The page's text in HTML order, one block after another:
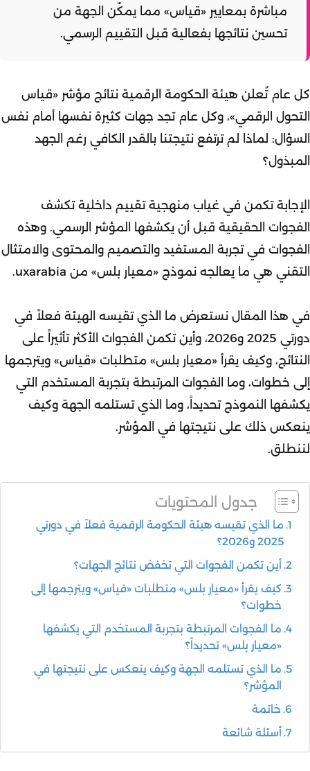
مباشرة بمعايير «قياس» مما يمكّن الجهة من
تحسين نتائجها بفعالية قبل التقييم الرسمي.
كل عام تُعلن هيئة الحكومة الرقمية نتائج مؤشر «قياس
التحول الرقمي»، وكل عام تجد جهات كثيرة نفسها أمام نفس
السؤال: لماذا لم ترتفع نتيجتنا بالقدر الكافي رغم الجهد
المبذول؟
الإجابة تكمن في غياب منهجية تقييم داخلية تكشف
الفجوات الحقيقية قبل أن يكشفها المؤشر الرسمي. وهذه
الفجوات في تجربة المستفيد والتصميم والمحتوى والامتثال
التقني هي ما يعالجه نموذج «معيار بلس» من uxarabia.
في هذا المقال نستعرض ما الذي تقيسه الهيئة فعلاً في
دورتي 2025 و2026، وأين تكمن الفجوات الأكثر تأثيراً على
النتائج، وكيف يقرأ «معيار بلس» متطلبات «قياس» ويترجمها
إلى خطوات، وما الفجوات المرتبطة بتجربة المستخدم التي
يكشفها النموذج تحديداً، وما الذي تستلمه الجهة وكيف
ينعكس ذلك على نتيجتها في المؤشر.
لننطلق.
جدول المحتويات
ما الذي تقيسه هيئة الحكومة الرقمية فعلاً في دورتي
2025 و2026؟
أين تكمن الفجوات التي تخفض نتائج الجهات؟
كيف يقرأ «معيار بلس» متطلبات «قياس» ويترجمها إلى
خطوات؟
ما الفجوات المرتبطة بتجربة المستخدم التي يكشفها
«معيار بلس» تحديداً؟
ما الذي تستلمه الجهة وكيف ينعكس على نتيجتها في
المؤشر؟
خاتمة
أسئلة شائعة